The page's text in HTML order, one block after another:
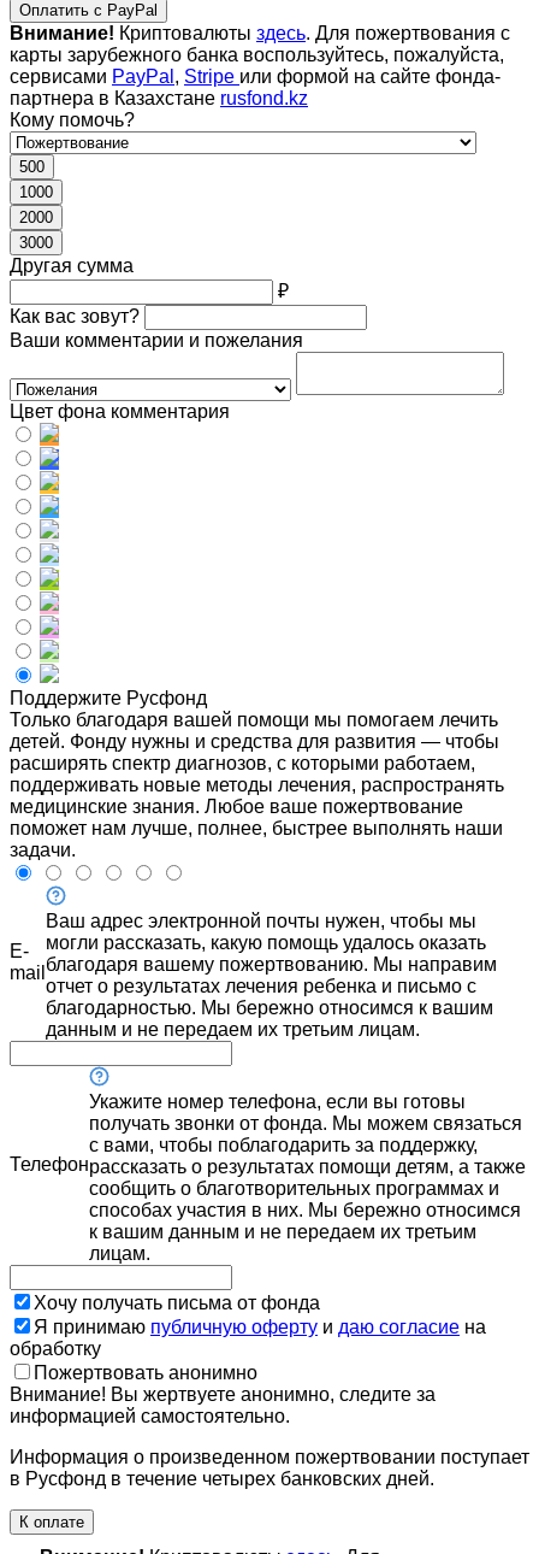
Оплатить с PayPal
Внимание! Криптовалюты здесь. Для пожертвования с
карты зарубежного банка воспользуйтесь, пожалуйста,
сервисами PayPal , Stripe или формой на сайте фонда-
партнера в Казахстане rusfond.kz
Кому помочь?
500
1000
2000
3000
Другая сумма
₽
Как вас зовут?
Ваши комментарии и пожелания
Цвет фона комментария
Поддержите Русфонд
Только благодаря вашей помощи мы помогаем лечить
детей. Фонду нужны и средства для развития — чтобы
расширять спектр диагнозов, с которыми работаем,
поддерживать новые методы лечения, распространять
медицинские знания. Любое ваше пожертвование
поможет нам лучше, полнее, быстрее выполнять наши
задачи.
E-
mail
Ваш адрес электронной почты нужен, чтобы мы
могли рассказать, какую помощь удалось оказать
благодаря вашему пожертвованию. Мы направим
отчет о результатах лечения ребенка и письмо с
благодарностью. Мы бережно относимся к вашим
данным и не передаем их третьим лицам.
Телефон
Укажите номер телефона, если вы готовы
получать звонки от фонда. Мы можем связаться
с вами, чтобы поблагодарить за поддержку,
рассказать о результатах помощи детям, а также
сообщить о благотворительных программах и
способах участия в них. Мы бережно относимся
к вашим данным и не передаем их третьим
лицам.
Хочу получать письма от фонда
Я принимаю публичную оферту и даю согласие на
обработку
Пожертвовать анонимно
Внимание! Вы жертвуете анонимно, следите за
информацией самостоятельно.
Информация о произведенном пожертвовании поступает
в Русфонд в течение четырех банковских дней.
К оплате